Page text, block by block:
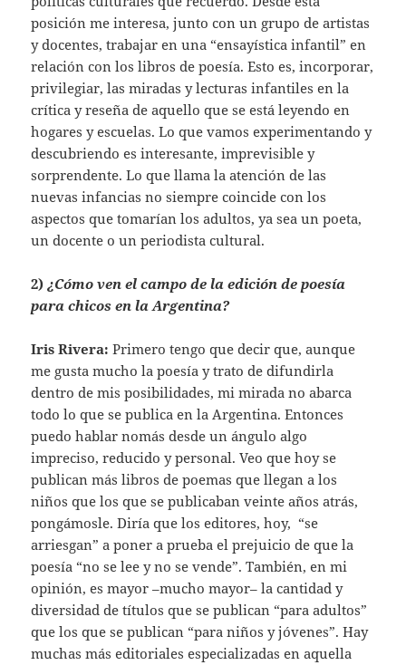
posición me interesa, junto con un grupo de artistas
y docentes, trabajar en una “ensayística infantil” en
relación con los libros de poesía. Esto es, incorporar,
privilegiar, las miradas y lecturas infantiles en la
crítica y reseña de aquello que se está leyendo en
hogares y escuelas. Lo que vamos experimentando y
descubriendo es interesante, imprevisible y
sorprendente. Lo que llama la atención de las
nuevas infancias no siempre coincide con los
aspectos que tomarían los adultos, ya sea un poeta,
un docente o un periodista cultural.
2)¿Cómo ven el campo de la edición de poesía
para chicos en la Argentina?
Iris Rivera: Primero tengo que decir que, aunque
me gusta mucho la poesía y trato de difundirla
dentro de mis posibilidades, mi mirada no abarca
todo lo que se publica en la Argentina. Entonces
puedo hablar nomás desde un ángulo algo
impreciso, reducido y personal. Veo que hoy se
publican más libros de poemas que llegan a los
niños que los que se publicaban veinte años atrás,
pongámosle. Diría que los editores, hoy, “se
arriesgan” a poner a prueba el prejuicio de que la
poesía “no se lee y no se vende”. También, en mi
opinión, es mayor –mucho mayor– la cantidad y
diversidad de títulos que se publican “para adultos”
que los que se publican “para niños y jóvenes”. Hay
muchas más editoriales especializadas en aquella